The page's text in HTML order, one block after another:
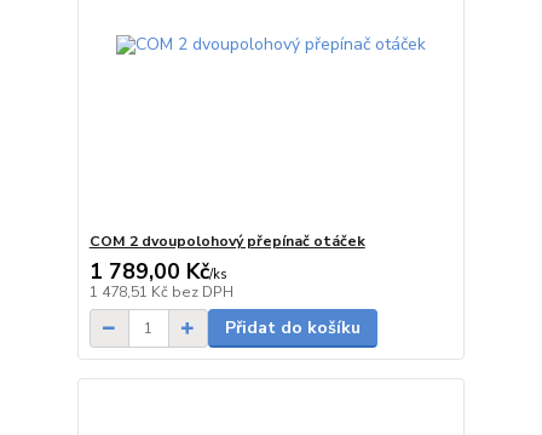
COM 2 dvoupolohový přepínač otáček
1 789,00 Kč/ks
1 478,51 Kč bez DPH
Přidat do košíku